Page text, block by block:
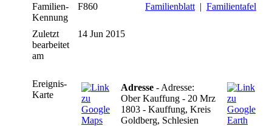
Familien-
Kennung
F860 Familienblatt | Familientafel
Zuletzt
bearbeitet
am
14 Jun 2015
Ereignis-
Karte
Adresse - Adresse:
Ober Kauffung - 20 Mrz
1803 - Kauffung, Kreis
Goldberg, Schlesien